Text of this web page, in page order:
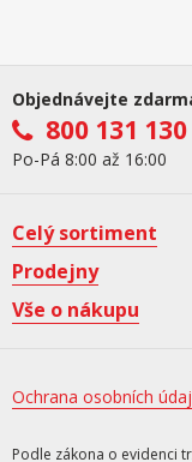
Objednávejte
800 131 130
Po-Pá 8:00 až 16:00
Celý sortiment
Prodejny
Vše o nákupu
Ochrana osobních
Podle zákona o evidenci